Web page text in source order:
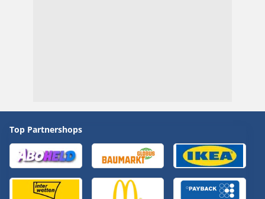
Top Partnershops